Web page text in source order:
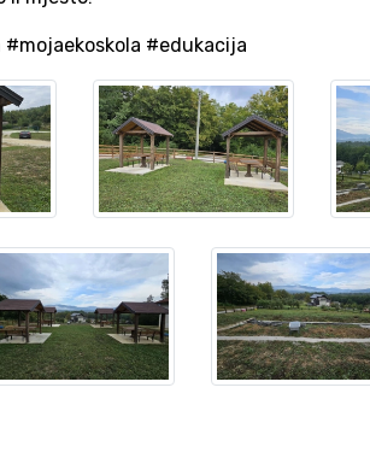
#edukacija